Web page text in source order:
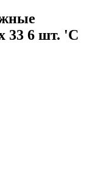
33 6 шт. 'С